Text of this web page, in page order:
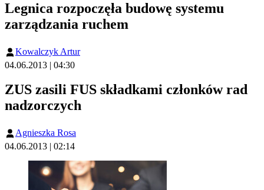
Legnica rozpoczęła budowę systemu
zarządzania ruchem
Kowalczyk Artur
04.06.2013 | 04:30
ZUS zasili FUS składkami członków rad
nadzorczych
Agnieszka Rosa
04.06.2013 | 02:14